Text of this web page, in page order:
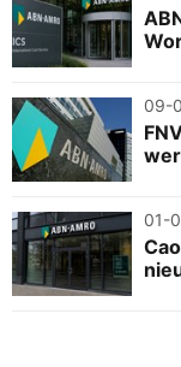
Transparantie
onzekerheid
Gelijke
Het voorkomt
voor alle
09-
01-